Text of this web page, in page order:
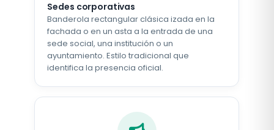
Sedes corporativas
Banderola rectangular clásica izada en la
fachada o en un asta a la entrada de una
sede social, una institución o un
ayuntamiento. Estilo tradicional que
identifica la presencia oficial.